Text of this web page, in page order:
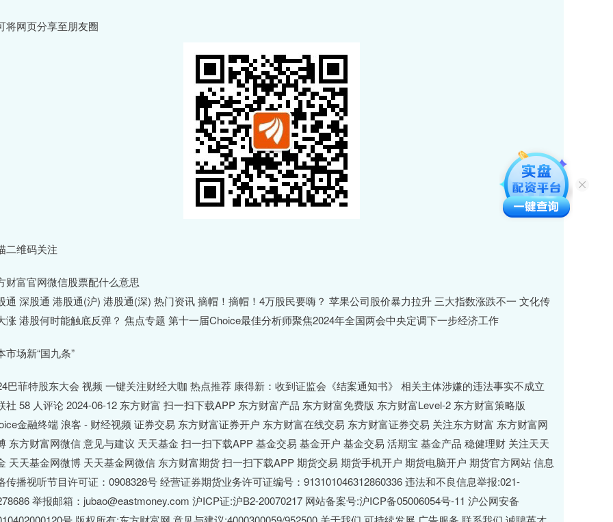
将网页分享至朋友圈
二维码关注
财富官网微信股票配什么意思
通 深股通 港股通(沪) 港股通(深) 热门资讯 摘帽！摘帽！4万股民要嗨？ 苹果公司股价暴力拉升 三大指数涨跌不一 文化传
涨 港股何时能触底反弹？ 焦点专题 第十一届Choice最佳分析师聚焦2024年全国两会中央定调下一步经济工作
市场新“国九条”
巴菲特股东大会 视频 一键关注财经大咖 热点推荐 康得新：收到证监会《结案通知书》 相关主体涉嫌的违法事实不成立
社 58 人评论 2024-06-12 东方财富 扫一扫下载APP 东方财富产品 东方财富免费版 东方财富Level-2 东方财富策略版
金融终端 浪客 - 财经视频 证券交易 东方财富证券开户 东方财富在线交易 东方财富证券交易 关注东方财富 东方财富网
东方财富网微信 意见与建议 天天基金 扫一扫下载APP 基金交易 基金开户 基金交易 活期宝 基金产品 稳健理财 关注天天
天天基金网微博 天天基金网微信 东方财富期货 扫一扫下载APP 期货交易 期货手机开户 期货电脑开户 期货官方网站 信息
传播视听节目许可证：0908328号 经营证券期货业务许可证编号：913101046312860336 违法和不良信息举报:021-
举报邮箱：jubao@eastmoney.com 沪ICP证:沪B2-20070217 网站备案号:沪ICP备05006054号-11 沪公网安备